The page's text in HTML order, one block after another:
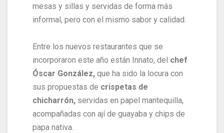
mesas y sillas y servidas de forma más
informal, pero con el mismo sabor y calidad.
Entre los nuevos restaurantes que se
incorporaron este año están Innato, del chef
Óscar González, que ha sido la locura con
sus propuestas de crispetas de
chicharrón, servidas en papel mantequilla,
acompañadas con ají de guayaba y chips de
papa nativa.